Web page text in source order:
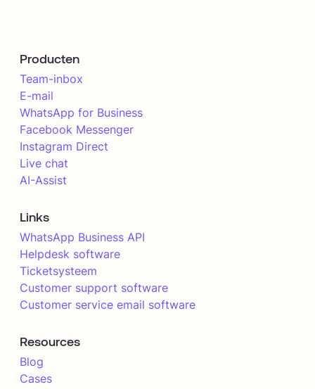
Producten
Team-inbox
E-mail
WhatsApp for Business
Facebook Messenger
Instagram Direct
Live chat
AI-Assist
Links
WhatsApp Business API
Helpdesk software
Ticketsysteem
Customer support software
Customer service email software
Resources
Blog
Cases